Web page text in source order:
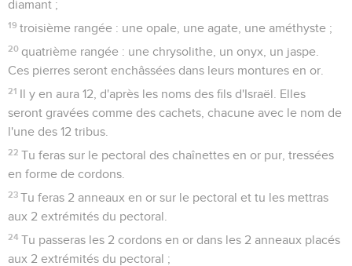
diamant ;
19 troisième rangée : une opale, une agate, une améthyste ;
20 quatrième rangée : une chrysolithe, un onyx, un jaspe.
Ces pierres seront enchâssées dans leurs montures en or.
21 Il y en aura 12, d'après les noms des fils d'Israël. Elles
seront gravées comme des cachets, chacune avec le nom de
l'une des 12 tribus.
22 Tu feras sur le pectoral des chaînettes en or pur, tressées
en forme de cordons.
23 Tu feras 2 anneaux en or sur le pectoral et tu les mettras
aux 2 extrémités du pectoral.
24 Tu passeras les 2 cordons en or dans les 2 anneaux placés
aux 2 extrémités du pectoral ;